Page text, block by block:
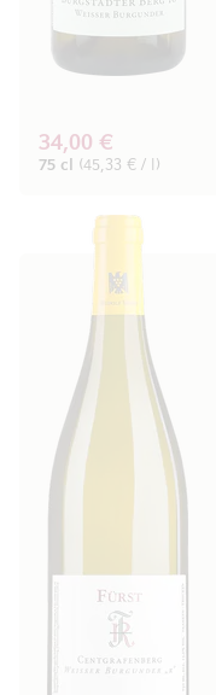
34,00 €
75 cl (45,33 € / l)